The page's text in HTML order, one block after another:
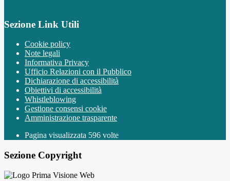
Sezione Link Utili
Cookie policy
Note legali
Informativa Privacy
Ufficio Relazioni con il Pubblico
Dichiarazione di accessibilità
Obiettivi di accessibilità
Whistleblowing
Gestione consensi cookie
Amministrazione trasparente
Pagina visualizzata 596 volte
Sezione Copyright